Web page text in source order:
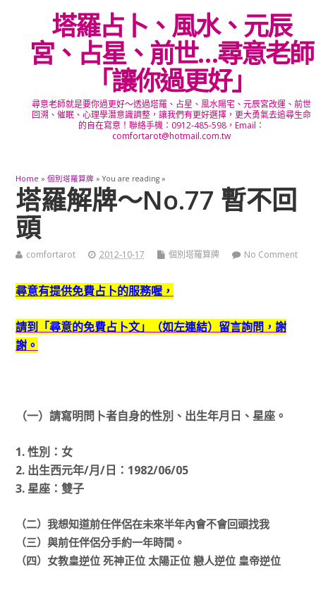
塔羅占卜、風水、元辰
宮、占星、前世…尋意老師
「讓你過更好」
尋意老師就是要你過更好～透過塔羅、占星、風水陽宅、元辰宮改運、前世
回溯、催眠、心理學潛意識調整，讓我們有更好選擇，更大勇氣去追尋生命
的自在寫意！聯絡手機：0912-485-598，Email：
comfortarot@hotmail.com.tw
Home » 個別塔羅算牌 » You are reading »
塔羅解牌～No.77 暫不回
頭
comfortarot 2012-10-17 個別塔羅算牌 No Comment
尋意有提供免費占卜的服務喔，
請到「尋意的免費占卜文」（如左連結）留言詢問，謝
謝。
（一）請寫明問卜者自身的性別、出生年月日、星座。
1. 性別：女
2. 出生西元年/月/日：1982/06/05
3. 星座：雙子
（二）我想知道前任伴侶在未來半年內會不會回頭找我
（三）與前任伴侶分手約一年時間。
（四）女教皇逆位 死神正位 太陽正位 戀人逆位 皇帝逆位